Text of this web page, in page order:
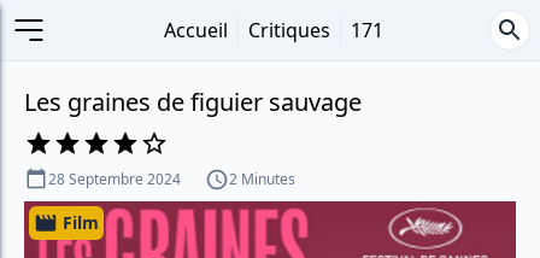
Accueil Critiques 171
Les graines de figuier sauvage
28 Septembre 2024 2 Minutes
Film